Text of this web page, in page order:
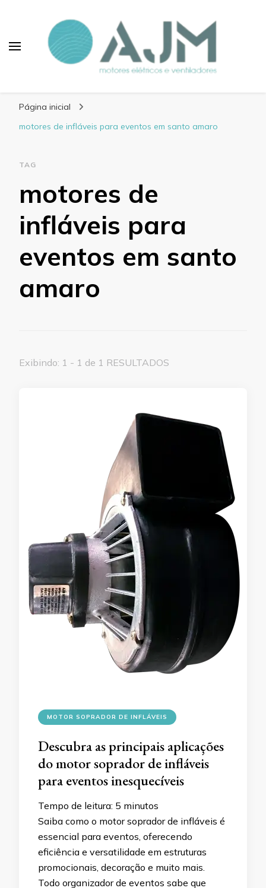
Elétricos e Ventiladores
Página inicial
motores de infláveis para eventos em santo amaro
TAG
motores de
infláveis para
eventos em santo
amaro
Exibindo: 1 - 1 de 1 RESULTADOS
MOTOR SOPRADOR DE INFLÁVEIS
Descubra as principais aplicações
do motor soprador de infláveis
para eventos inesquecíveis
Tempo de leitura: 5 minutos
Saiba como o motor soprador de infláveis é
essencial para eventos, oferecendo
eficiência e versatilidade em estruturas
promocionais, decoração e muito mais.
Todo organizador de eventos sabe que